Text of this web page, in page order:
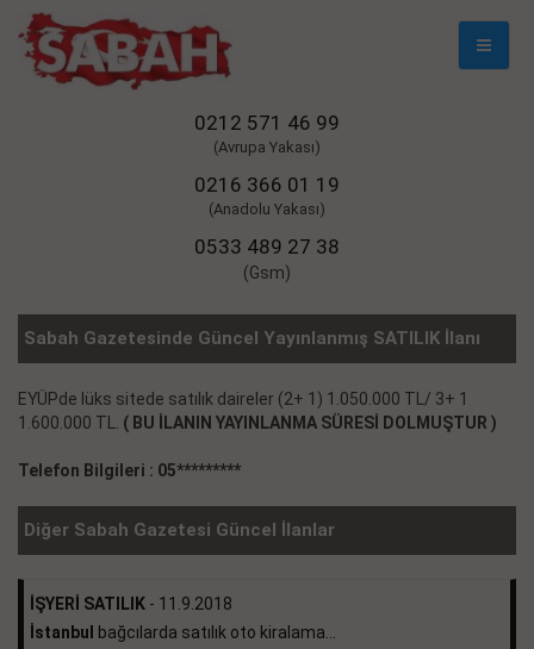
Mobil
0212 571 46 99
(Avrupa Yakası)
0216 366 01 19
(Anadolu Yakası)
0533 489 27 38
(Gsm)
Sabah Gazetesinde Güncel Yayınlanmış SATILIK İlanı
EYÜPde lüks sitede satılık daireler (2+ 1) 1.050.000 TL/ 3+ 1
1.600.000 TL. ( BU İLANIN YAYINLANMA SÜRESİ DOLMUŞTUR )
Telefon Bilgileri : 05*********
Diğer Sabah Gazetesi Güncel İlanlar
İŞYERİ SATILIK - 11.9.2018
İstanbul
bağcılarda satılık oto kiralama...